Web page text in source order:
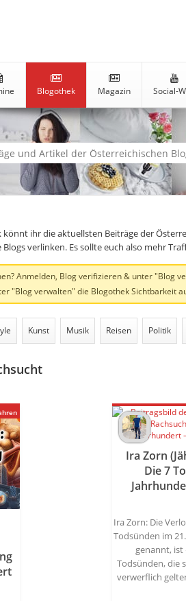
Blogothek Magazin Social-
und Artikel der Österreichischen
ihr die aktuellsten Beiträge der
verlinken. Es sollte euch also mehr
Anmelden, Blog verifizieren & unter "Blog
"Blog verwalten" die Blogothek Sichtbarkeit
Kunst Musik Reisen Politik
Ira Zorn
Die 7
Ira Zorn: Die
Todsünden im
genannt, ist
Todsünden, die
verwerflich